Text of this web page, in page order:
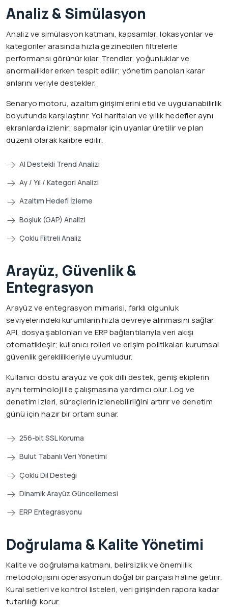
Analiz & Simülasyon
Analiz ve simülasyon katmanı, kapsamlar, lokasyonlar ve
kategoriler arasında hızla gezinebilen filtrelerle
performansı görünür kılar. Trendler, yoğunluklar ve
anormallikler erken tespit edilir; yönetim panoları karar
anlarını veriyle destekler.
Senaryo motoru, azaltım girişimlerini etki ve uygulanabilirlik
boyutunda karşılaştırır. Yol haritaları ve yıllık hedefler aynı
ekranlarda izlenir; sapmalar için uyarılar üretilir ve plan
düzenli olarak kalibre edilir.
AI Destekli Trend Analizi
Ay / Yıl / Kategori Analizi
Azaltım Hedefi İzleme
Boşluk (GAP) Analizi
Çoklu Filtreli Analiz
Arayüz, Güvenlik &
Entegrasyon
Arayüz ve entegrasyon mimarisi, farklı olgunluk
seviyelerindeki kurumların hızla devreye alınmasını sağlar.
API, dosya şablonları ve ERP bağlantılarıyla veri akışı
otomatikleşir; kullanıcı rolleri ve erişim politikaları kurumsal
güvenlik gereklilikleriyle uyumludur.
Kullanıcı dostu arayüz ve çok dilli destek, geniş ekiplerin
aynı terminoloji ile çalışmasına yardımcı olur. Log ve
denetim izleri, süreçlerin izlenebilirliğini artırır ve denetim
günü için hazır bir ortam sunar.
256-bit SSL Koruma
Bulut Tabanlı Veri Yönetimi
Çoklu Dil Desteği
Dinamik Arayüz Güncellemesi
ERP Entegrasyonu
Doğrulama & Kalite Yönetimi
Kalite ve doğrulama katmanı, belirsizlik ve önemlilik
metodolojisini operasyonun doğal bir parçası haline getirir.
Kural setleri ve kontrol listeleri, veri girişinden rapora kadar
tutarlılığı korur.